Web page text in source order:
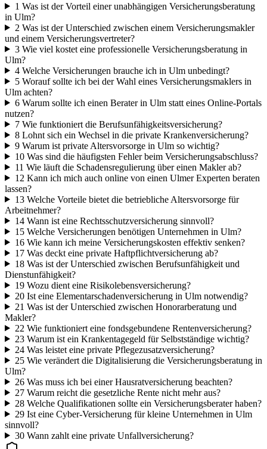
1 Was ist der Vorteil einer unabhängigen Versicherungsberatung
in Ulm?
2 Was ist der Unterschied zwischen einem Versicherungsmakler
und einem Versicherungsvertreter?
3Wie viel kostet eine professionelle Versicherungsberatung in
Ulm?
4Welche Versicherungen brauche ich in Ulm unbedingt?
5Worauf sollte ich bei der Wahl eines Versicherungsmaklers in
Ulm achten?
6Warum sollte ich einen Berater in Ulm statt eines Online-Portals
nutzen?
7Wie funktioniert die Berufsunfähigkeitsversicherung?
8Lohnt sich ein Wechsel in die private Krankenversicherung?
9Warum ist private Altersvorsorge in Ulm so wichtig?
10Was sind die häufigsten Fehler beim Versicherungsabschluss?
11 Wie läuft die Schadensregulierung über einen Makler ab?
12 Kann ich mich auch online von einen Ulmer Experten beraten
lassen?
13Welche Vorteile bietet die betriebliche Altersvorsorge für
Arbeitnehmer?
14Wann ist eine Rechtsschutzversicherung sinnvoll?
15Welche Versicherungen benötigen Unternehmen in Ulm?
16Wie kann ich meine Versicherungskosten effektiv senken?
17Was deckt eine private Haftpflichtversicherung ab?
18Was ist der Unterschied zwischen Berufsunfähigkeit und
Dienstunfähigkeit?
19Wozu dient eine Risikolebensversicherung?
20Ist eine Elementarschadenversicherung in Ulm notwendig?
21 Was ist der Unterschied zwischen Honorarberatung und
Makler?
22 Wie funktioniert eine fondsgebundene Rentenversicherung?
23Warum ist ein Krankentagegeld für Selbstständige wichtig?
24Was leistet eine private Pflegezusatzversicherung?
25Wie verändert die Digitalisierung die Versicherungsberatung in
Ulm?
26Was muss ich bei einer Hausratversicherung beachten?
27Warum reicht die gesetzliche Rente nicht mehr aus?
28Welche Qualifikationen sollte ein Versicherungsberater haben?
29Ist eine Cyber-Versicherung für kleine Unternehmen in Ulm
sinnvoll?
30Wann zahlt eine private Unfallversicherung?